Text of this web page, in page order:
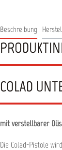
Beschreibung
COLAD
mit verstellbarer
Die Colad-Pistole